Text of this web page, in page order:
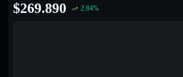
$269.890 2.84%